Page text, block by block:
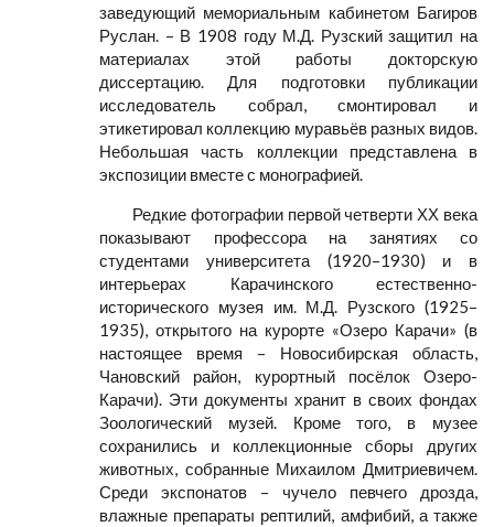
заведующий мемориальным кабинетом Багиров
Руслан. – В 1908 году М.Д. Рузский защитил на
материалах этой работы докторскую
диссертацию. Для подготовки публикации
исследователь собрал, смонтировал и
этикетировал коллекцию муравьёв разных видов.
Небольшая часть коллекции представлена в
экспозиции вместе с монографией.
Редкие фотографии первой четверти ХХ века
показывают профессора на занятиях со
студентами университета (1920–1930) и в
интерьерах Карачинского естественно-
исторического музея им. М.Д. Рузского (1925–
1935), открытого на курорте «Озеро Карачи» (в
настоящее время – Новосибирская область,
Чановский район, курортный посёлок Озеро-
Карачи). Эти документы хранит в своих фондах
Зоологический музей. Кроме того, в музее
сохранились и коллекционные сборы других
животных, собранные Михаилом Дмитриевичем.
Среди экспонатов – чучело певчего дрозда,
влажные препараты рептилий, амфибий, а также